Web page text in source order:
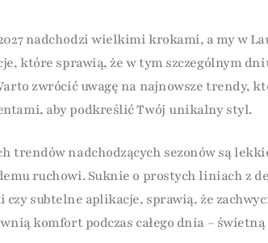
nadchodzi wielkimi krokami, a my w
które sprawią, że w tym szczególnym
zwrócić uwagę na najnowsze trendy,
aby podkreślić Twój unikalny styl.
trendów nadchodzących sezonów są
ruchowi. Suknie o prostych liniach z
subtelne aplikacje, sprawią, że
komfort podczas całego dnia –